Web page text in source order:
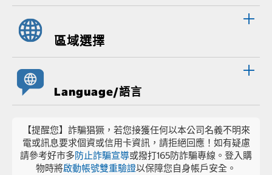
區域選擇
Language/語言
【提醒您】詐騙猖獗，若您接獲任何以本公司名義不明來
電或訊息要求個資或信用卡資訊，請拒絕回應！如有疑慮
請參考好市多防止詐騙宣導或撥打165防詐騙專線。登入購
物時將啟動帳號雙重驗證以保障您自身帳戶安全。